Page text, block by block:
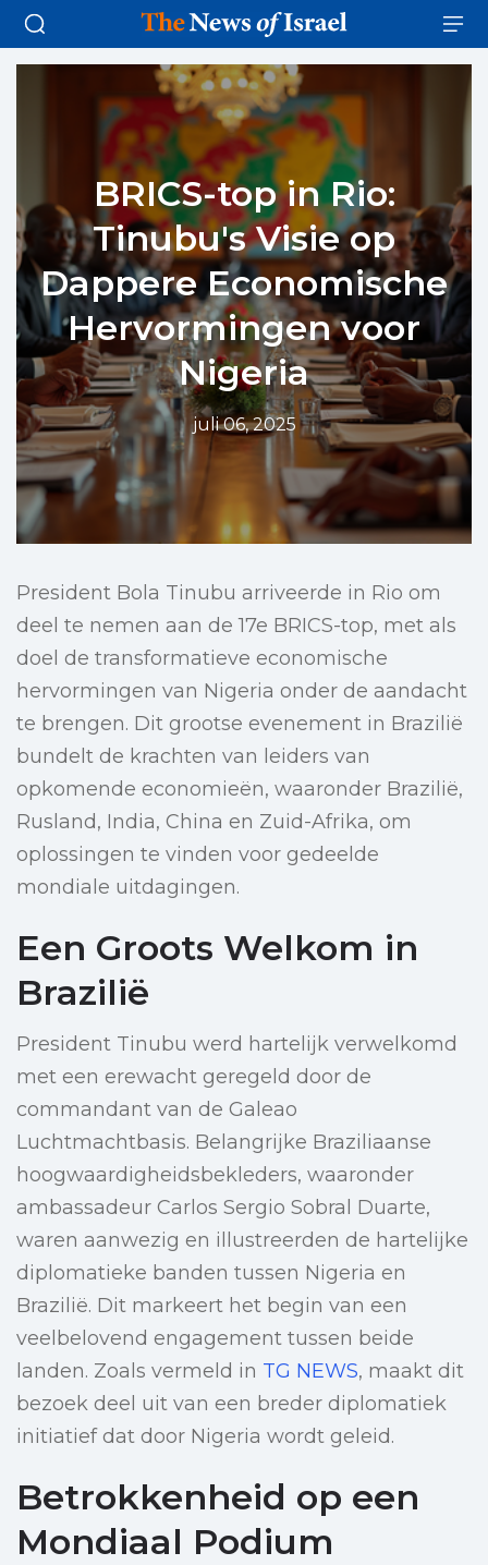
BRICS-top in Rio:
Tinubu's Visie op
Dappere Economische
Hervormingen voor
Nigeria
juli 06, 2025
President Bola Tinubu arriveerde in Rio om
deel te nemen aan de 17e BRICS-top, met als
doel de transformatieve economische
hervormingen van Nigeria onder de aandacht
te brengen. Dit grootse evenement in Brazilië
bundelt de krachten van leiders van
opkomende economieën, waaronder Brazilië,
Rusland, India, China en Zuid-Afrika, om
oplossingen te vinden voor gedeelde
mondiale uitdagingen.
Een Groots Welkom in
Brazilië
President Tinubu werd hartelijk verwelkomd
met een erewacht geregeld door de
commandant van de Galeao
Luchtmachtbasis. Belangrijke Braziliaanse
hoogwaardigheidsbekleders, waaronder
ambassadeur Carlos Sergio Sobral Duarte,
waren aanwezig en illustreerden de hartelijke
diplomatieke banden tussen Nigeria en
Brazilië. Dit markeert het begin van een
veelbelovend engagement tussen beide
landen. Zoals vermeld in TG NEWS, maakt dit
bezoek deel uit van een breder diplomatiek
initiatief dat door Nigeria wordt geleid.
Betrokkenheid op een
Mondiaal Podium